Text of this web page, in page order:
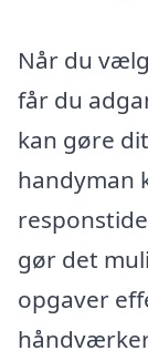
Når du
får du
kan gøre
handyman
gør det
opgaver